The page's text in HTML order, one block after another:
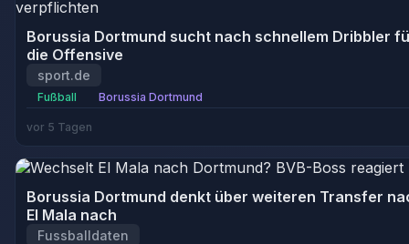
Borussia Dortmund sucht nach schnellem Dribbler
die Offensive
sport.de
Fußball Borussia Dortmund
vor 5 Tagen
Borussia Dortmund denkt über weiteren Transfer
El Mala nach
Fussballdaten